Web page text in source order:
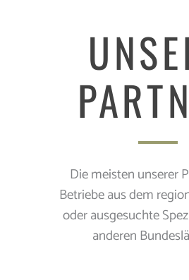
Die meisten unserer
Betriebe aus dem
oder ausgesuchte
anderen